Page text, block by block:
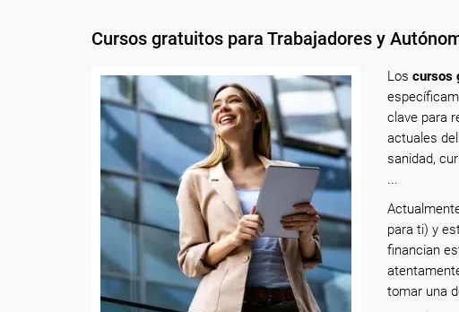
Cursos gratuitos para Trabajadores y
Los cursos
clave para
actuales
sanidad,
...
para ti) y
financian
tomar una